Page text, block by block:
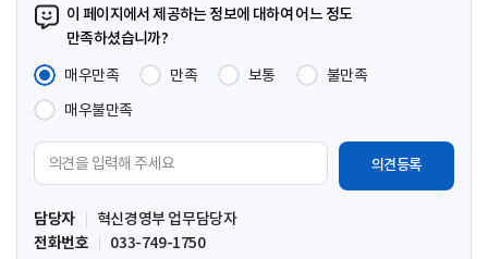
이 페이지에서 제공하는 정보에 대하여 어느 정도
만족하셨습니까?
매우만족
만족 보통
불만족
매우불만족
견
입
력
담당자
혁신경영부 업무담당자
전화번호
033-749-1750